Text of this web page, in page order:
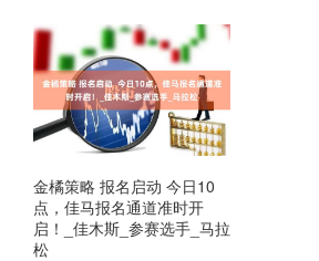
金橘策略 报名启动 今日10
点，佳马报名通道准时开
启！_佳木斯_参赛选手_马拉
松